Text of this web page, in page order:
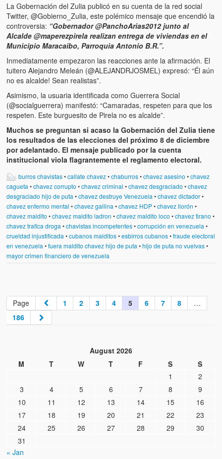
La Gobernación del Zulia publicó en su cuenta de la red social
Twitter, @Gobierno_Zulia, este polémico mensaje que encendió la
controversia: “Gobernador @PanchoArias2012 junto al
Alcalde @maperezpirela realizan entrega de viviendas en el
Municipio Maracaibo, Parroquia Antonio B.R.”.
Inmediatamente empezaron las reacciones ante la afirmación. El
tuitero Alejandro Meleán (‏@ALEJANDRJOSMEL) expresó: “Él aún
no es alcalde! Sean realistas”.
Asimismo, la usuaria identificada como Guerrera Social
respeten. Este burguesito de Pirela no es alcalde”.
Muchos se preguntan si acaso la Gobernación del Zulia tiene
los resultados de las elecciones del próximo 8 de diciembre
por adelantado. El mensaje publicado por la cuenta
institucional viola flagrantemente el reglamento electoral.
burros chavistas•callate chavez•chaburros•chavez asesino •chavez
cagueta •chavez corrupto •chavez criminal •chavez desgraciado •chavez
desgraciado hijo de puta •chavez destruye Venezuela •chavez dictador•
chavez enfermo mental •chavez gallina •chavez HDP•chavez llorón •
chavez maldito •chavez maldito ladron •chavez maldito loco •chavez tirano •
chavez trafica droga •chavistas incompetentes•corrupción en venezuela •
crueldad injustificada •cubanos malditos•esbirros cubanos•fraude electoral
en venezuela •fuera maldito chavez hijo de puta •hijo de puta no vuelvas•
mayor crimen financiero de venezuela
Page 1 2 3 4 5 6 7 8
…
186
August 2026
M
T W T F S
S
1
2
3
4 5 6 7 8
9
10
11 12 13 14 15
16
17
18 19 20 21 22
23
24
25 26 27 28 29
30
31
« Jan